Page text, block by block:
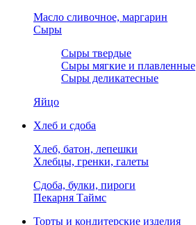
Масло сливочное, маргарин
Сыры
Сыры твердые
Сыры мягкие и плавленные
Сыры деликатесные
Яйцо
Хлеб и сдоба
Хлеб, батон, лепешки
Хлебцы, гренки, галеты
Сдоба, булки, пироги
Пекарня Таймс
Торты и кондитерские изделия